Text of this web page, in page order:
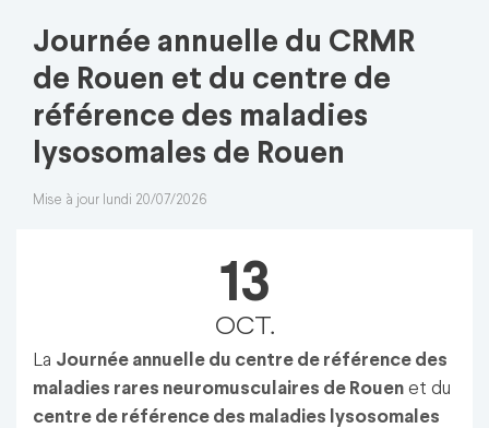
Journée annuelle du CRMR
de Rouen et du centre de
référence des maladies
lysosomales de Rouen
Mise à jour lundi 20/07/2026
13
OCT.
La Journée annuelle du centre de référence des
maladies rares neuromusculaires de Rouen et du
centre de référence des maladies lysosomales